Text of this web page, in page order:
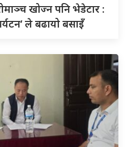
खोज्न पनि भेडेटार :
ले बढायो बसाइँ